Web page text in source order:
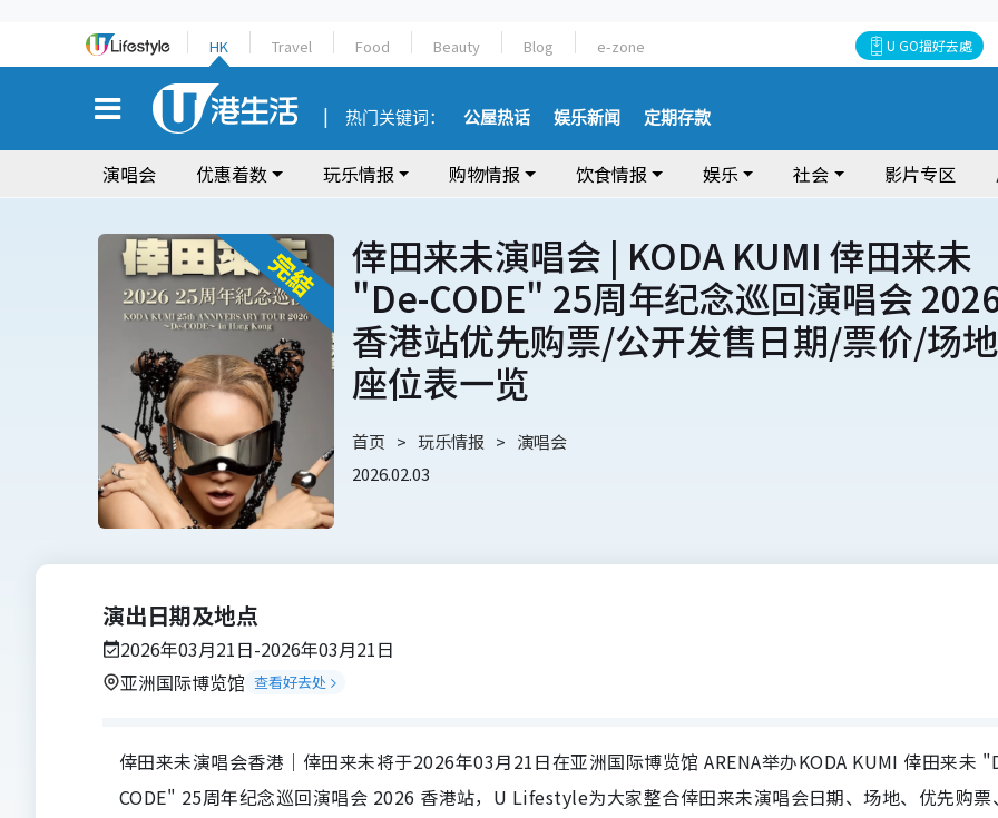
HK Travel Food Beauty Blog e-zone U GO搵好去處
热门关键词： 公屋热话 娱乐新闻 定期存款
演唱会 优惠着数 玩乐情报 购物情报 饮食情报 娱乐 社会 影片专区
倖田来未演唱会 | KODA KUMI 倖田来未
"De-CODE" 25周年纪念巡回演唱会
香港站优先购票/公开发售日期/票价/场
座位表一览
首页 玩乐情报
演唱会
2026.02.03
演出日期及地点
2026年03月21日-2026年03月21日
亚洲国际博览馆 查看好去处
倖田来未演唱会香港｜倖田来未将于2026年03月21日在亚洲国际博览馆 ARENA举办KODA KUMI 倖田来未
CODE" 25周年纪念巡回演唱会 2026 香港站，U Lifestyle为大家整合倖田来未演唱会日期、场地、优先购票